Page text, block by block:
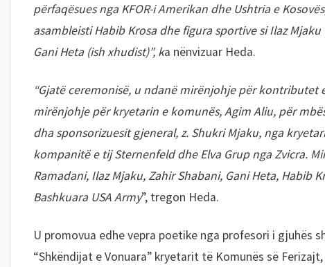
përfaqësues nga KFOR-i Amerikan dhe Ushtria e
asambleisti Habib Krosa dhe figura sportive si Ilaz
Gani Heta (ish xhudist)”, ka nënvizuar Heda.
“Gjatë ceremonisë, u ndanë mirënjohje për kontributet
mirënjohje për kryetarin e komunës, Agim Aliu, për
dha sponsorizuesit gjeneral, z. Shukri Mjaku, nga
kompanitë e tij Sternenfeld dhe Elva Grup nga Zvicra.
Ramadani, Ilaz Mjaku, Zahir Shabani, Gani Heta, Habib
Bashkuara USA Army”, tregon Heda.
U promovua edhe vepra poetike nga profesori i gjuhës
“Shkëndijat e Vonuara” kryetarit të Komunës së